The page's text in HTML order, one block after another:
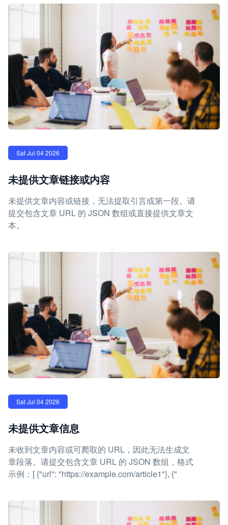
Sat Jul 04 2026
未提供文章链接或内容
未提供文章内容或链接，无法提取引言或第一段。请
提交包含文章 URL 的 JSON 数组或直接提供文章文
本。
Sat Jul 04 2026
未提供文章信息
未收到文章内容或可爬取的 URL，因此无法生成文
章段落。请提交包含文章 URL 的 JSON 数组，格式
示例：[ {"url": "https://example.com/article1"}, {"